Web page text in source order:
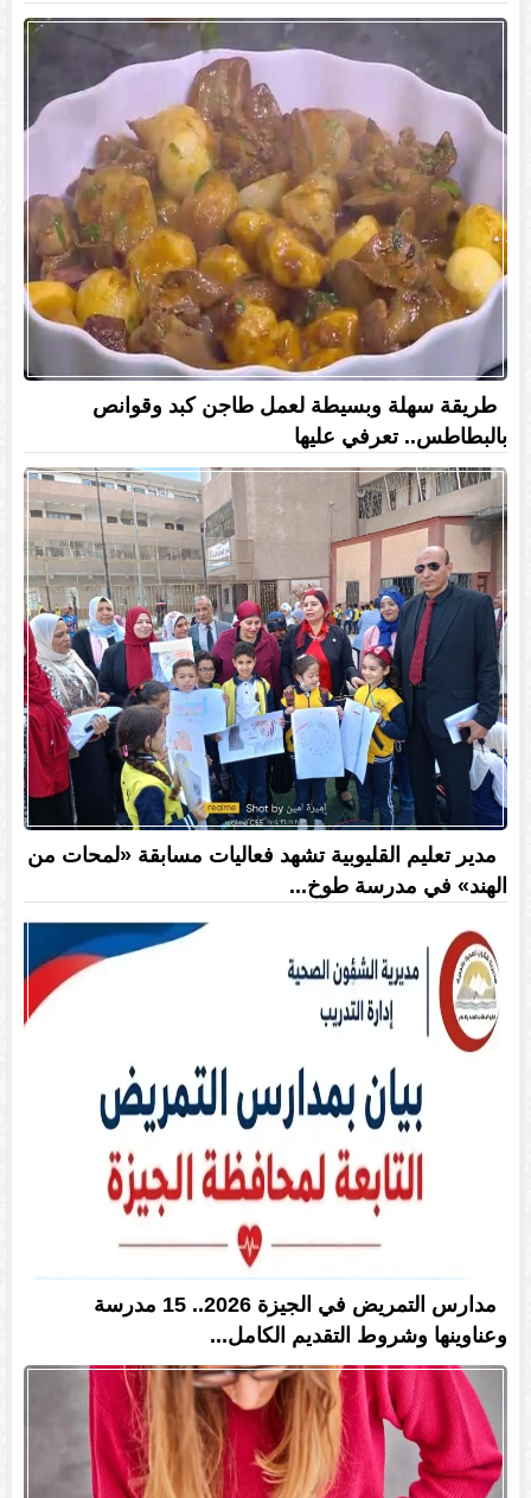
طريقة سهلة وبسيطة لعمل طاجن كبد وقوانص
بالبطاطس.. تعرفي عليها
مدير تعليم القليوبية تشهد فعاليات مسابقة «لمحات من
الهند» في مدرسة طوخ...
مدارس التمريض في الجيزة 2026.. 15 مدرسة
وعناوينها وشروط التقديم الكامل...